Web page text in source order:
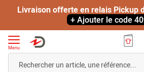
Livraison offerte en relais Pickup
+ Ajouter le code
Menu